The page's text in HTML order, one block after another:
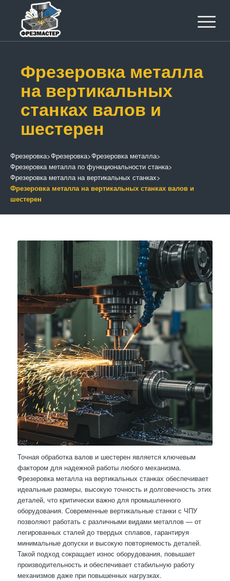
Фрезеровка металла
на вертикальных
станках валов и
шестерен
Фрезеровка>Фрезеровка>Фрезеровка металла>
Фрезеровка металла по функциональности станка>
Фрезеровка металла на вертикальных станках>
Фрезеровка металла на вертикальных станках валов и
шестерен
Точная обработка валов и шестерен является ключевым
фактором для надежной работы любого механизма.
Фрезеровка металла на вертикальных станках обеспечивает
идеальные размеры, высокую точность и долговечность этих
деталей, что критически важно для промышленного
оборудования. Современные вертикальные станки с ЧПУ
позволяют работать с различными видами металлов — от
легированных сталей до твердых сплавов, гарантируя
минимальные допуски и высокую повторяемость деталей.
Такой подход сокращает износ оборудования, повышает
производительность и обеспечивает стабильную работу
механизмов даже при повышенных нагрузках.